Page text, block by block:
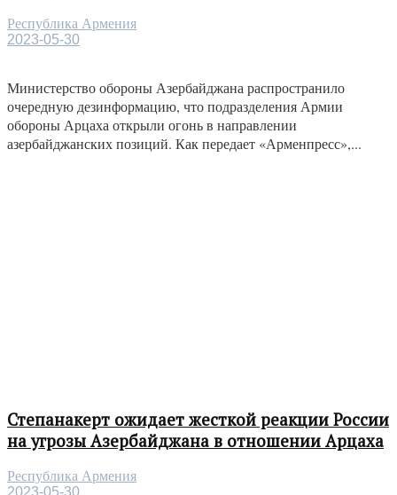
Республика Армения
2023-05-30
Министерство обороны Азербайджана распространило
очередную дезинформацию, что подразделения Армии
обороны Арцаха открыли огонь в направлении
азербайджанских позиций. Как передает «Арменпресс»,...
Степанакерт ожидает жесткой реакции России
на угрозы Азербайджана в отношении Арцаха
Республика Армения
2023-05-30